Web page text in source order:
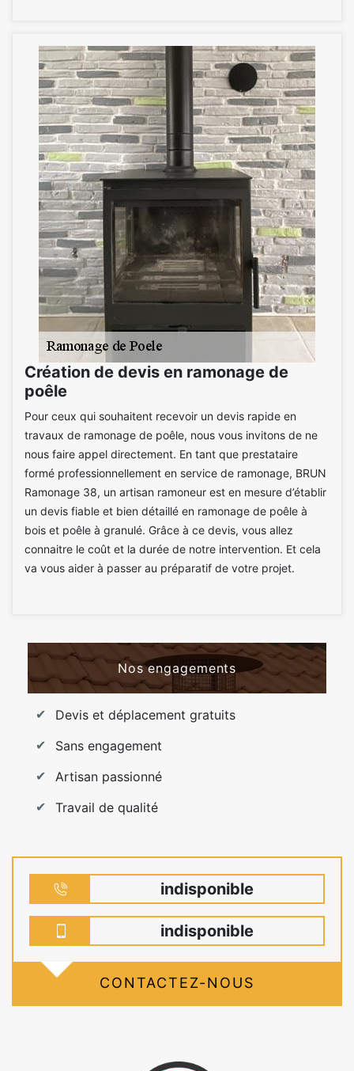
Création de devis en ramonage de
poêle
Pour ceux qui souhaitent recevoir un devis rapide en
travaux de ramonage de poêle, nous vous invitons de ne
nous faire appel directement. En tant que prestataire
formé professionnellement en service de ramonage, BRUN
Ramonage 38, un artisan ramoneur est en mesure d’établir
un devis fiable et bien détaillé en ramonage de poêle à
bois et poêle à granulé. Grâce à ce devis, vous allez
connaitre le coût et la durée de notre intervention. Et cela
va vous aider à passer au préparatif de votre projet.
Nos engagements
Devis et déplacement gratuits
Sans engagement
Artisan passionné
Travail de qualité
indisponible
indisponible
CONTACTEZ-NOUS